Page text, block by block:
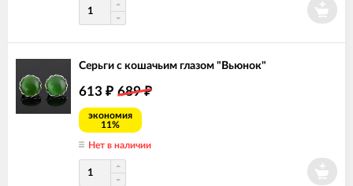
Серьги с кошачьим глазом "Вьюнок"
613 ₽ 689₽
экономия
11%
Нет в наличии